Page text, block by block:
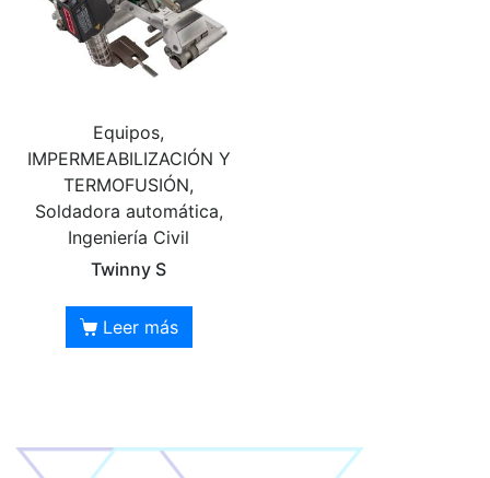
Equipos,
IMPERMEABILIZACIÓN Y
TERMOFUSIÓN,
Soldadora automática,
Ingeniería Civil
Twinny S
Leer más